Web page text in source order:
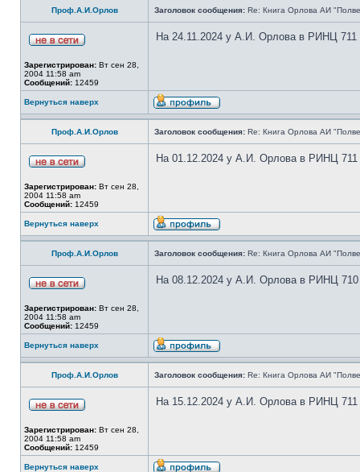
Проф.А.И.Орлов Заголовок сообщения: Re: Книга Орлова АИ
Зарегистрирован: Вт сен 28,
2004 11:58 am
Сообщений: 12459
На 24.11.2024 у А.И. Орлова в РИНЦ 711
Вернуться наверх
Проф.А.И.Орлов Заголовок сообщения: Re: Книга Орлова АИ
Зарегистрирован: Вт сен 28,
2004 11:58 am
Сообщений: 12459
На 01.12.2024 у А.И. Орлова в РИНЦ 711
Вернуться наверх
Проф.А.И.Орлов Заголовок сообщения: Re: Книга Орлова АИ
Зарегистрирован: Вт сен 28,
2004 11:58 am
Сообщений: 12459
На 08.12.2024 у А.И. Орлова в РИНЦ 710
Вернуться наверх
Проф.А.И.Орлов Заголовок сообщения: Re: Книга Орлова АИ
Зарегистрирован: Вт сен 28,
2004 11:58 am
Сообщений: 12459
На 15.12.2024 у А.И. Орлова в РИНЦ 711
Вернуться наверх